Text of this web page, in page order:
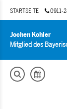
STARTSEITE 0911-
Jochen Kohler
Mitglied des